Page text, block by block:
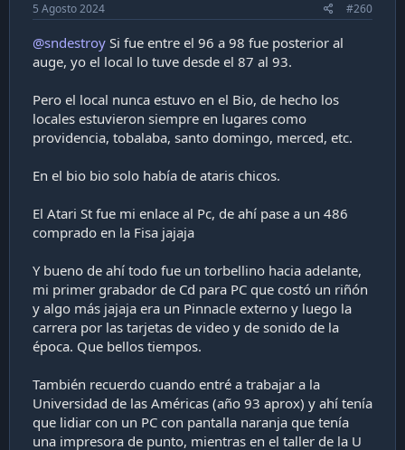
5 Agosto 2024 #260
@sndestroy Si fue entre el 96 a 98 fue posterior al
auge, yo el local lo tuve desde el 87 al 93.
Pero el local nunca estuvo en el Bio, de hecho los
locales estuvieron siempre en lugares como
providencia, tobalaba, santo domingo, merced, etc.
En el bio bio solo había de ataris chicos.
El Atari St fue mi enlace al Pc, de ahí pase a un 486
comprado en la Fisa jajaja
Y bueno de ahí todo fue un torbellino hacia adelante,
mi primer grabador de Cd para PC que costó un riñón
y algo más jajaja era un Pinnacle externo y luego la
carrera por las tarjetas de video y de sonido de la
época. Que bellos tiempos.
También recuerdo cuando entré a trabajar a la
Universidad de las Américas (año 93 aprox) y ahí tenía
que lidiar con un PC con pantalla naranja que tenía
una impresora de punto, mientras en el taller de la U